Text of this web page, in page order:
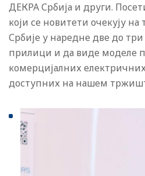
ДЕКРА Србија и други.
који се новитети очекују
Србије у наредне две до
прилици и да виде моделе
комерцијалних
доступних на нашем